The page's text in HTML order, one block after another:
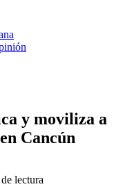
y moviliza a
Cancún
lectura